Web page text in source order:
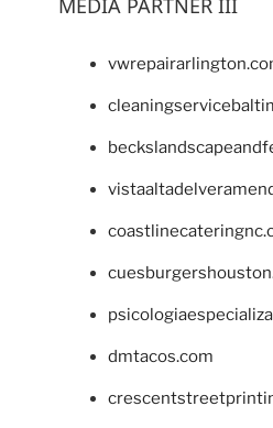
dmtacos.com